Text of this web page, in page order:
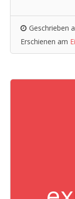
Geschrieben
Erschienen am